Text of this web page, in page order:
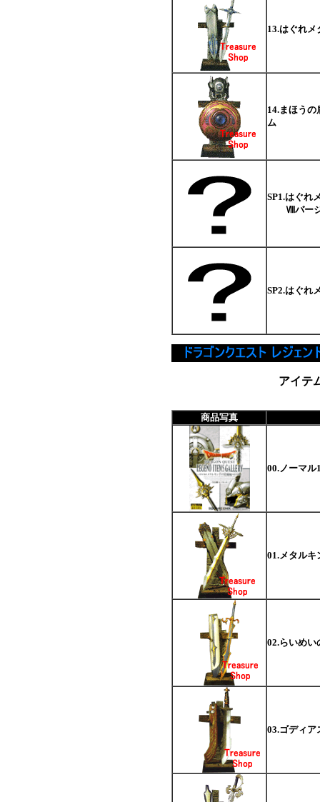
13.はぐれメ
14.まほう
ム
SP1.はぐれ
Ⅷバージ
SP2.はぐれ
アイテ
商品写真
00.ノーマル
01.メタルキ
02.らいめい
03.ゴディア